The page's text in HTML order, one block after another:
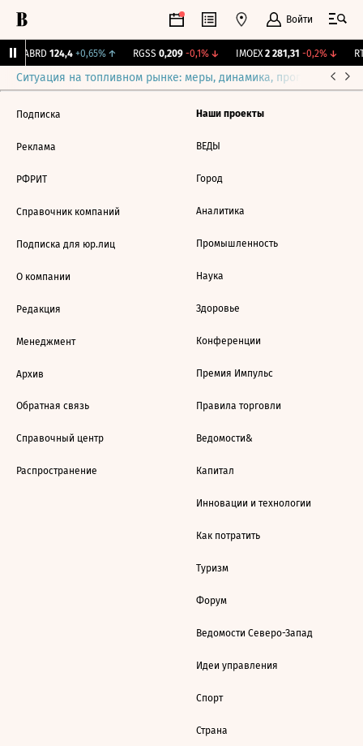
Войти
ABRD 124,4 +0,65%↑ RGSS 0,209 -0,1%↓ IMOEX 2 281,31 -0,2%↓
Ситуация на топливном рынке: меры, динамика, прогнозы
Подписка
Реклама
РФРИТ
Справочник компаний
Подписка для юр.лиц
О компании
Редакция
Менеджмент
Архив
Обратная связь
Справочный центр
Распространение
Наши проекты
ВЕДЫ
Город
Аналитика
Промышленность
Наука
Здоровье
Конференции
Премия Импульс
Правила торговли
Ведомости&
Капитал
Инновации и технологии
Как потратить
Туризм
Форум
Ведомости Северо-Запад
Идеи управления
Спорт
Страна